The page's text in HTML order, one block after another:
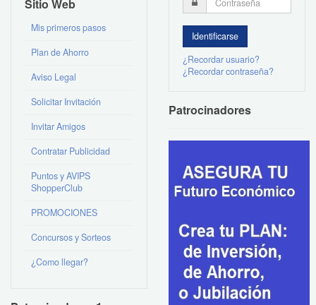
Sitio Web
Mis primeros pasos
Plan de Ahorro
Aviso Legal
Solicitar Invitación
Invitar Amigos
Contratar Publicidad
Puntos y AVIPS
ShopperClub
PROMOCIONES
Concursos y Sorteos
¿Como llegar?
¿Recordar usuario?
¿Recordar contraseña?
Patrocinadores